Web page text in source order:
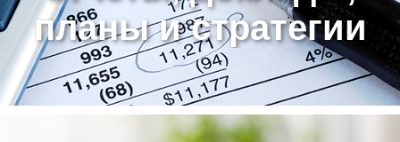
планы и стратегии